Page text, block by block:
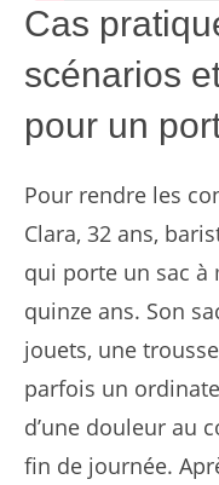
Cas
scénarios
pour un
Pour rendre les
Clara, 32 ans,
qui porte un sac à
quinze ans. Son
jouets, une
parfois un
d’une douleur au
fin de journée.